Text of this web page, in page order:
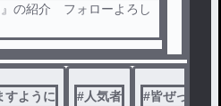
の紹介 フォローよろし
すように #人気者 #皆ぜったい